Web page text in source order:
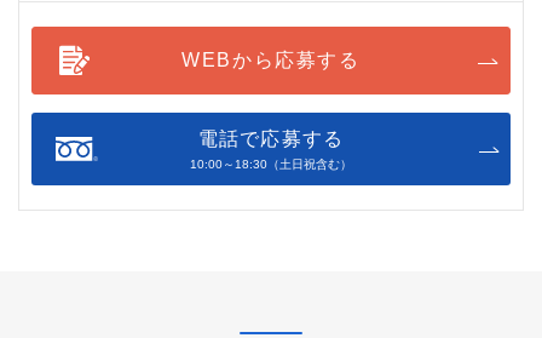
WEBから応募する
電話で応募する
10:00～18:30（土日祝含む）